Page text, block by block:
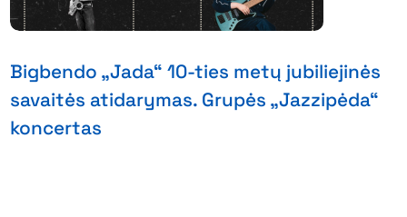
Bigbendo „Jada“ 10-ties metų jubiliejinės
savaitės atidarymas. Grupės „Jazzipėda“
koncertas